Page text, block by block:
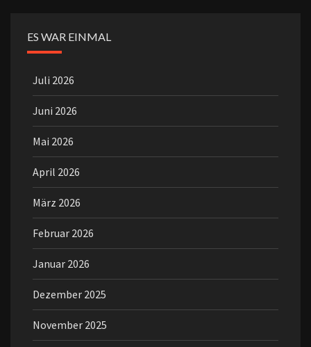
ES WAR EINMAL
Juli 2026
Juni 2026
Mai 2026
April 2026
März 2026
Februar 2026
Januar 2026
Dezember 2025
November 2025